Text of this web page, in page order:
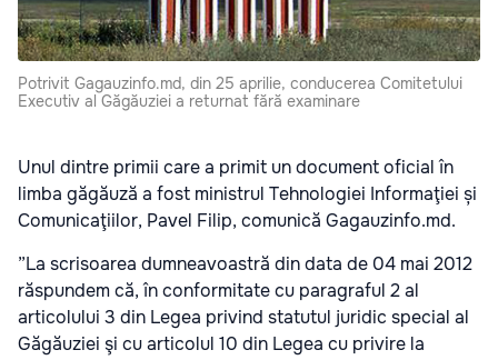
Potrivit Gagauzinfo.md, din 25 aprilie, conducerea Comitetului
Executiv al Găgăuziei a returnat fără examinare
Unul dintre primii care a primit un document oficial în
limba găgăuză a fost ministrul Tehnologiei Informaţiei și
Comunicaţiilor, Pavel Filip, comunică Gagauzinfo.md.
”La scrisoarea dumneavoastră din data de 04 mai 2012
răspundem că, în conformitate cu paragraful 2 al
articolului 3 din Legea privind statutul juridic special al
Găgăuziei şi cu articolul 10 din Legea cu privire la